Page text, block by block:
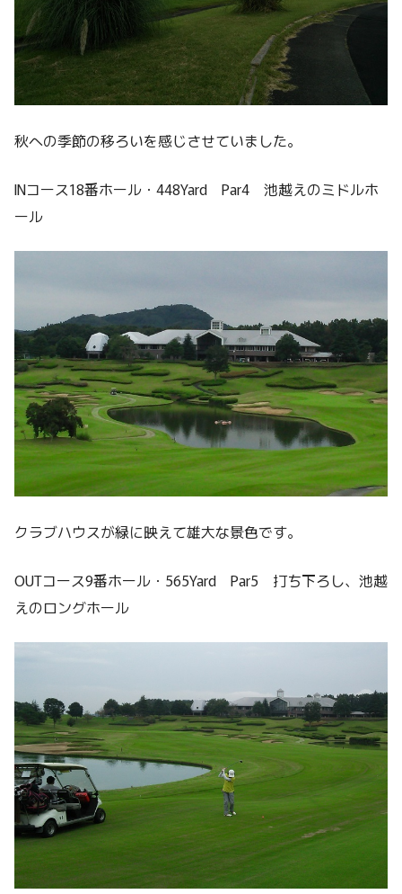
秋への季節の移ろいを感じさせていました。
INコース18番ホール・448Yard Par4 池越えのミドルホ
ール
クラブハウスが緑に映えて雄大な景色です。
OUTコース9番ホール・565Yard Par5 打ち下ろし、池越
えのロングホール